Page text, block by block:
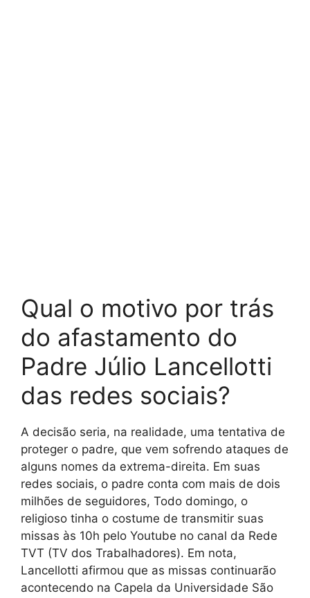
Qual o motivo por trás
do afastamento do
Padre Júlio Lancellotti
das redes sociais?
A decisão seria, na realidade, uma tentativa de
proteger o padre, que vem sofrendo ataques de
alguns nomes da extrema-direita. Em suas
redes sociais, o padre conta com mais de dois
milhões de seguidores, Todo domingo, o
religioso tinha o costume de transmitir suas
missas às 10h pelo Youtube no canal da Rede
TVT (TV dos Trabalhadores). Em nota,
Lancellotti afirmou que as missas continuarão
acontecendo na Capela da Universidade São